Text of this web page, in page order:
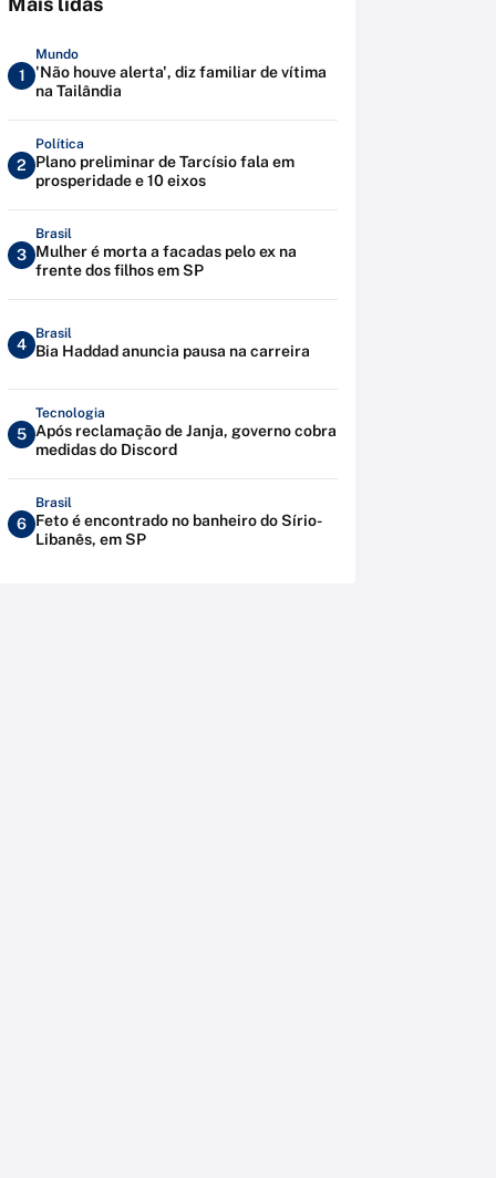
1
Mundo
'Não houve alerta', diz familiar de vítima
na Tailândia
2
Política
Plano preliminar de Tarcísio fala em
prosperidade e 10 eixos
3
Brasil
Mulher é morta a facadas pelo ex na
frente dos filhos em SP
4
Brasil
Bia Haddad anuncia pausa na carreira
5
Tecnologia
Após reclamação de Janja, governo cobra
medidas do Discord
6
Brasil
Feto é encontrado no banheiro do Sírio-
Libanês, em SP